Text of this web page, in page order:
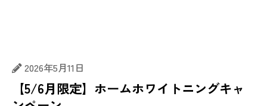
2026年5月11日
【5/6月限定】ホームホワイトニングキャ